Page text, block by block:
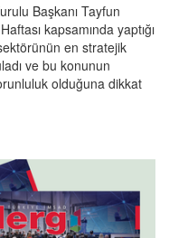
Başkanı Tayfun
kapsamında yaptığı
en stratejik
ve bu konunun
olduğuna dikkat